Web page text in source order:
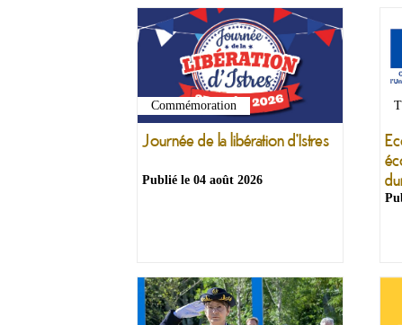
Commémoration
Journée de la libération d'Istres
Publié le 04 août 2026